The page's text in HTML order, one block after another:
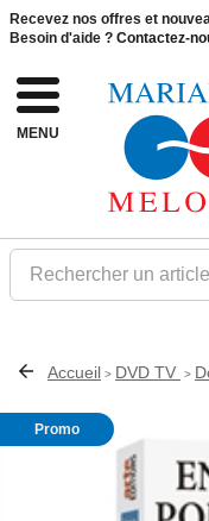
Recevez nos offres et
Besoin d'aide ? Contactez-
MENU
Rechercher un
Accueil > DVD TV >
Promo